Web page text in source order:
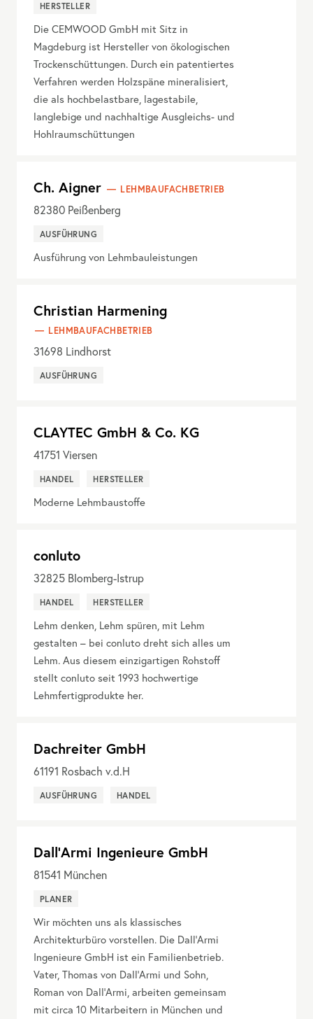
HERSTELLER
Die CEMWOOD GmbH mit Sitz in
Magdeburg ist Hersteller von ökologischen
Trockenschüttungen. Durch ein patentiertes
Verfahren werden Holzspäne mineralisiert,
die als hochbelastbare, lagestabile,
langlebige und nachhaltige Ausgleichs- und
Hohlraumschüttungen
Ch. Aigner LEHMBAUFACHBETRIEB
82380 Peißenberg
AUSFÜHRUNG
Ausführung von Lehmbauleistungen
Christian Harmening
LEHMBAUFACHBETRIEB
31698 Lindhorst
AUSFÜHRUNG
CLAYTEC GmbH & Co. KG
41751 Viersen
HANDEL HERSTELLER
Moderne Lehmbaustoffe
conluto
32825 Blomberg-Istrup
HANDEL HERSTELLER
Lehm denken, Lehm spüren, mit Lehm
gestalten – bei conluto dreht sich alles um
Lehm. Aus diesem einzigartigen Rohstoff
stellt conluto seit 1993 hochwertige
Lehmfertigprodukte her.
Dachreiter GmbH
61191 Rosbach v.d.H
AUSFÜHRUNG HANDEL
Dall'Armi Ingenieure GmbH
81541 München
PLANER
Wir möchten uns als klassisches
Architekturbüro vorstellen. Die Dall’Armi
Ingenieure GmbH ist ein Familienbetrieb.
Vater, Thomas von Dall’Armi und Sohn,
Roman von Dall’Armi, arbeiten gemeinsam
mit circa 10 Mitarbeitern in München und